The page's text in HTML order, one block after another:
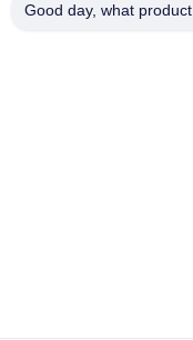
Consiga
Good day, what